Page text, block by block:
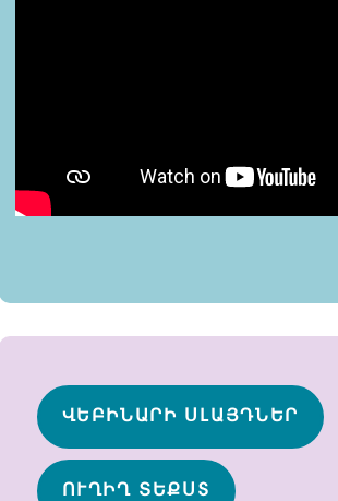
ՎԵԲԻՆԱՐԻ ՍԼԱՅԴՆԵՐ
ՈՒՂԻՂ ՏԵՔՍՏ